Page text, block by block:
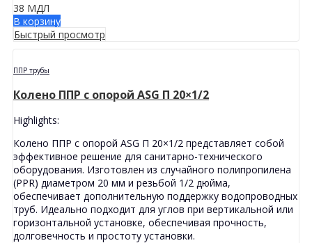
38 МДЛ
В корзину
Быстрый просмотр
ППР трубы
Колено ППР с опорой ASG П 20×1/2
Highlights:
Колено ППР с опорой ASG П 20×1/2 представляет собой
эффективное решение для санитарно-технического
оборудования. Изготовлен из случайного полипропилена
(PPR) диаметром 20 мм и резьбой 1/2 дюйма,
обеспечивает дополнительную поддержку водопроводных
труб. Идеально подходит для углов при вертикальной или
горизонтальной установке, обеспечивая прочность,
долговечность и простоту установки.